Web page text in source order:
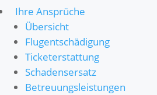
Ihre Ansprüche
Übersicht
Flugentschädigung
Ticketerstattung
Schadensersatz
Betreuungsleistungen